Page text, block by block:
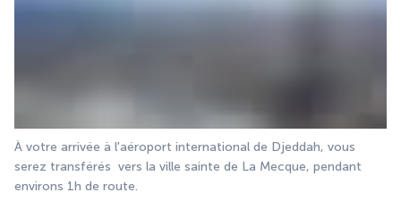
À votre arrivée à l'aéroport international de Djeddah, vous
serez transférés  vers la ville sainte de La Mecque, pendant
environs 1h de route.